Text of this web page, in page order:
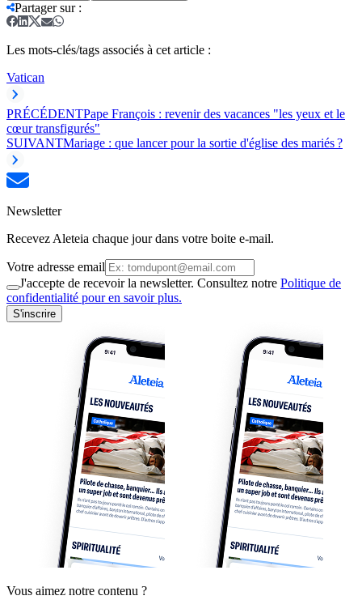
Partager sur:
Les mots-clés/tags associés à cet article :
Vatican
PRÉCÉDENTPape François : revenir des vacances "les yeux et le
cœur transfigurés"
SUIVANTMariage : que lancer pour la sortie d'église des mariés ?
Newsletter
Recevez Aleteia chaque jour dans votre boite e-mail.
Votre adresse email
J'accepte de recevoir la newsletter. Consultez notre Politique de
confidentialité pour en savoir plus.
S'inscrire
Vous aimez notre contenu ?